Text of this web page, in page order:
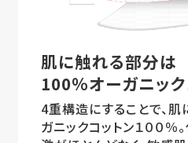
肌に触れる部分は
100％オーガニッ
4重構造にすることで、
ガニックコットン１００